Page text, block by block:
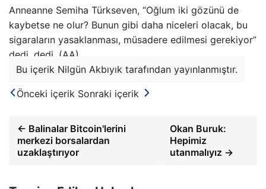
Anneanne Semiha Türkseven, “Oğlum iki gözünü de
kaybetse ne olur? Bunun gibi daha niceleri olacak, bu
sigaraların yasaklanması, müsadere edilmesi gerekiyor”
dedi. dedi. (AA)
Bu içerik Nilgün Akbıyık tarafından yayınlanmıştır.
Önceki içerik Sonraki içerik
← Balinalar Bitcoin'lerini
merkezi borsalardan
uzaklaştırıyor
Okan Buruk:
Hepimiz
utanmalıyız →